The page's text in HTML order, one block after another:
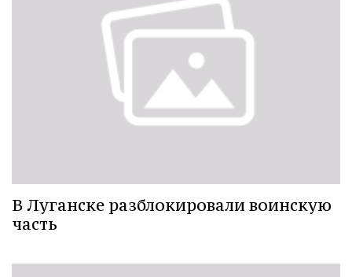
В Луганске разблокировали воинскую
часть